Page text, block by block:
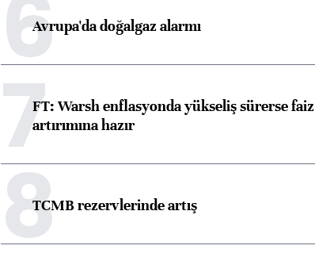
6Avrupa'da doğalgaz alarmı
7FT: Warsh enflasyonda yükseliş sürerse faiz
artırımına hazır
8TCMB rezervlerinde artış